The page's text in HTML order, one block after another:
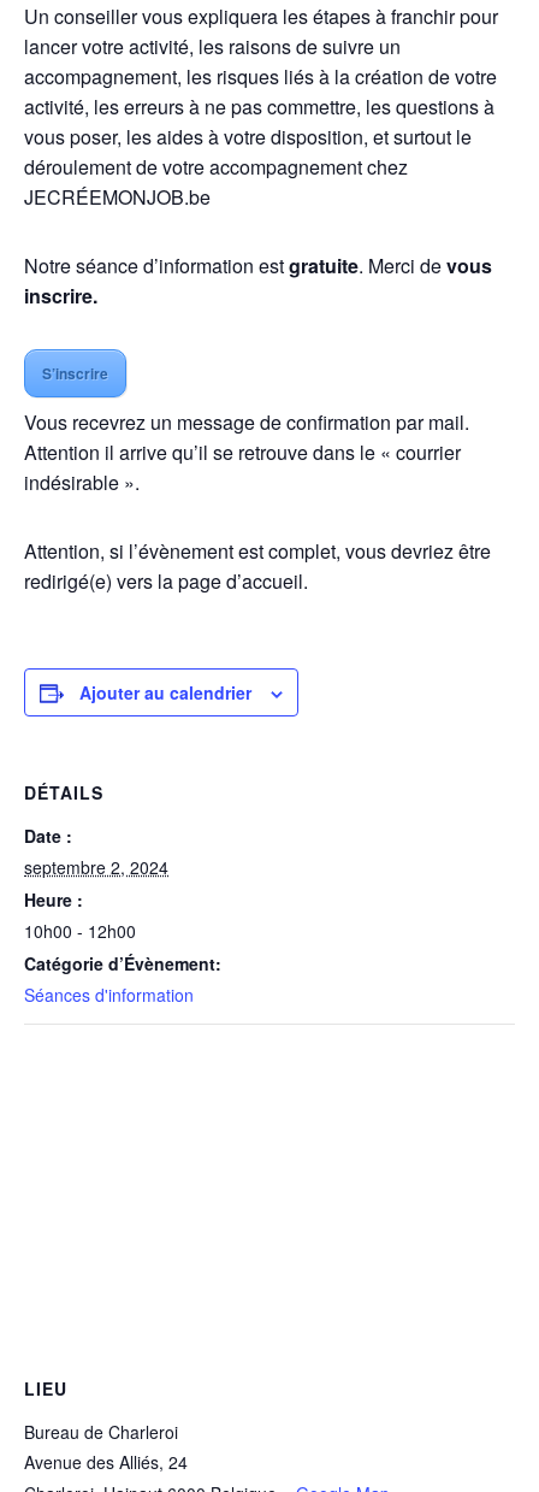
Un conseiller vous expliquera les étapes à franchir pour
lancer votre activité, les raisons de suivre un
accompagnement, les risques liés à la création de votre
activité, les erreurs à ne pas commettre, les questions à
vous poser, les aides à votre disposition, et surtout le
déroulement de votre accompagnement chez
JECRÉEMONJOB.be
Notre séance d’information estgratuite. Merci devous
inscrire.
S’inscrire
Vous recevrez un message de confirmation par mail.
Attention il arrive qu’il se retrouve dans le « courrier
indésirable ».
Attention, si l’évènement est complet, vous devriez être
redirigé(e) vers la page d’accueil.
Ajouter au calendrier
DÉTAILS
Date :
septembre 2, 2024
Heure :
10h00 - 12h00
Catégorie d’Évènement:
Séances d'information
LIEU
Bureau de Charleroi
Avenue des Alliés, 24